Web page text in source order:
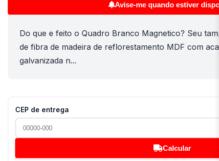
Avise-me quando estiver
Do que e feito o Quadro Branco Magnetico? Seu
de fibra de madeira de reflorestamento MDF com
galvanizada n...
CEP de entrega
Calcular